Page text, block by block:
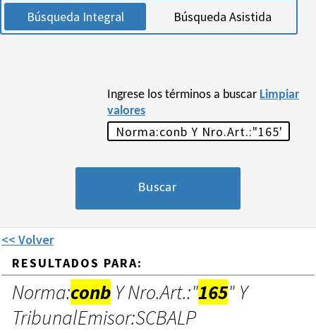
Búsqueda Integral Búsqueda Asistida
Ingrese los términos a buscar Limpiar
valores
<< Volver
RESULTADOS PARA:
Norma:conb Y Nro.Art.:"165" Y
TribunalEmisor:SCBALP